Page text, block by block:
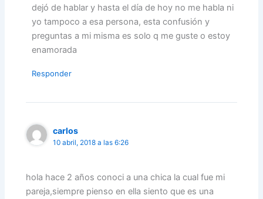
dejó de hablar y hasta el día de hoy no me habla ni
yo tampoco a esa persona, esta confusión y
preguntas a mi misma es solo q me guste o estoy
enamorada
Responder
carlos
10 abril, 2018 a las 6:26
hola hace 2 años conoci a una chica la cual fue mi
pareja,siempre pienso en ella siento que es una